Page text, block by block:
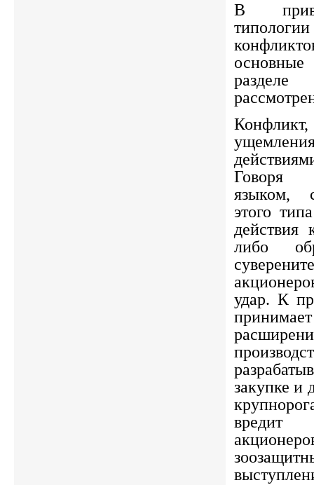
В
Говоря
языком,
этого
действия
либо
удар. К
закупке и
вредит